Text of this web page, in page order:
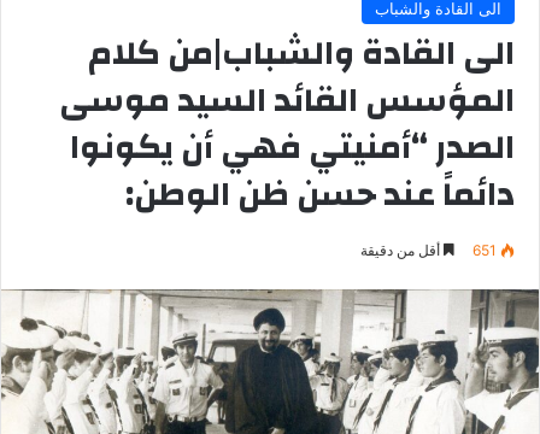
الى القادة والشباب
الى القادة والشباب|من كلام
المؤسس القائد السيد موسى
الصدر “أمنيتي فهي أن يكونوا
دائماً عند حسن ظن الوطن:
651 أقل من دقيقة